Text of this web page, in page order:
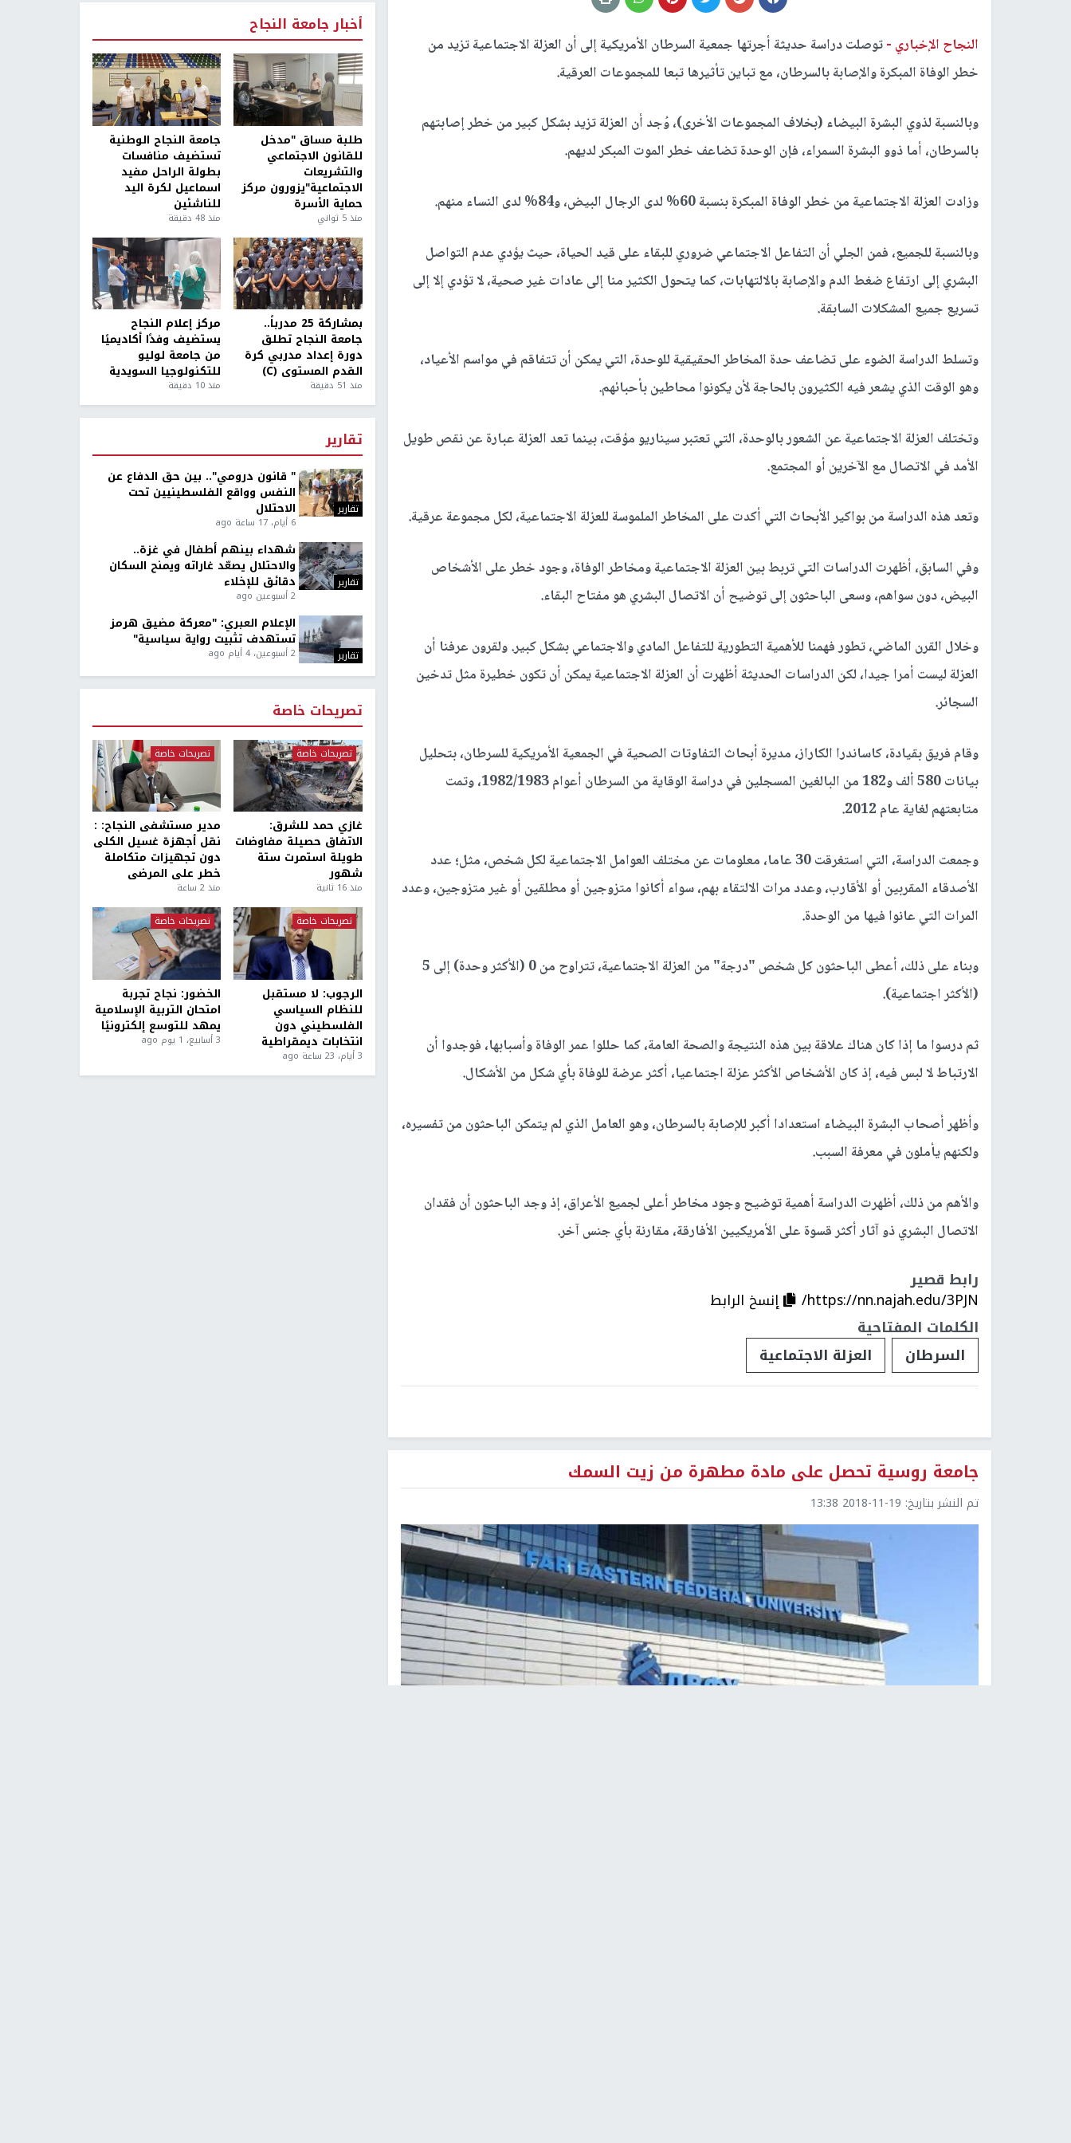
النجاح الإخباري -توصلت دراسة حديثة أجرتها جمعية السرطان الأمريكية إلى أن العزلة الاجتماعية تزيد من
خطر الوفاة المبكرة والإصابة بالسرطان، مع تباين تأثيرها تبعا للمجموعات العرقية.
وبالنسبة لذوي البشرة البيضاء (بخلاف المجموعات الأخرى)، وُجد أن العزلة تزيد بشكل كبير من خطر إصابتهم
بالسرطان، أما ذوو البشرة السمراء، فإن الوحدة تضاعف خطر الموت المبكر لديهم.
وزادت العزلة الاجتماعية من خطر الوفاة المبكرة بنسبة 60% لدى الرجال البيض، و84% لدى النساء منهم.
وبالنسبة للجميع، فمن الجلي أن التفاعل الاجتماعي ضروري للبقاء على قيد الحياة، حيث يؤدي عدم التواصل
البشري إلى ارتفاع ضغط الدم والإصابة بالالتهابات، كما يتحول الكثير منا إلى عادات غير صحية، لا تؤدي إلا إلى
تسريع جميع المشكلات السابقة.
وتسلط الدراسة الضوء على تضاعف حدة المخاطر الحقيقية للوحدة، التي يمكن أن تتفاقم في مواسم الأعياد،
وهو الوقت الذي يشعر فيه الكثيرون بالحاجة لأن يكونوا محاطين بأحبائهم.
وتختلف العزلة الاجتماعية عن الشعور بالوحدة، التي تعتبر سيناريو مؤقت، بينما تعد العزلة عبارة عن نقص طويل
الأمد في الاتصال مع الآخرين أو المجتمع.
وتعد هذه الدراسة من بواكير الأبحاث التي أكدت على المخاطر الملموسة للعزلة الاجتماعية، لكل مجموعة عرقية.
وفي السابق، أظهرت الدراسات التي تربط بين العزلة الاجتماعية ومخاطر الوفاة، وجود خطر على الأشخاص
البيض، دون سواهم، وسعى الباحثون إلى توضيح أن الاتصال البشري هو مفتاح البقاء.
وخلال القرن الماضي، تطور فهمنا للأهمية التطورية للتفاعل المادي والاجتماعي بشكل كبير. ولقرون عرفنا أن
العزلة ليست أمرا جيدا، لكن الدراسات الحديثة أظهرت أن العزلة الاجتماعية يمكن أن تكون خطيرة مثل تدخين
السجائر.
وقام فريق بقيادة، كاساندرا الكاراز، مديرة أبحاث التفاوتات الصحية في الجمعية الأمريكية للسرطان، بتحليل
بيانات 580 ألف و182 من البالغين المسجلين في دراسة الوقاية من السرطان أعوام 1982/1983، وتمت
متابعتهم لغاية عام 2012.
وجمعت الدراسة، التي استغرقت 30 عاما، معلومات عن مختلف العوامل الاجتماعية لكل شخص، مثل؛ عدد
الأصدقاء المقربين أو الأقارب، وعدد مرات الالتقاء بهم، سواء أكانوا متزوجين أو مطلقين أو غير متزوجين، وعدد
المرات التي عانوا فيها من الوحدة.
وبناء على ذلك، أعطى الباحثون كل شخص "درجة" من العزلة الاجتماعية، تتراوح من 0 (الأكثر وحدة) إلى 5
(الأكثر اجتماعية).
ثم درسوا ما إذا كان هناك علاقة بين هذه النتيجة والصحة العامة، كما حللوا عمر الوفاة وأسبابها، فوجدوا أن
الارتباط لا لبس فيه، إذ كان الأشخاص الأكثر عزلة اجتماعيا، أكثر عرضة للوفاة بأي شكل من الأشكال.
وأظهر أصحاب البشرة البيضاء استعدادا أكبر للإصابة بالسرطان، وهو العامل الذي لم يتمكن الباحثون من تفسيره،
ولكنهم يأملون في معرفة السبب.
والأهم من ذلك، أظهرت الدراسة أهمية توضيح وجود مخاطر أعلى لجميع الأعراق، إذ وجد الباحثون أن فقدان
الاتصال البشري ذو آثار أكثر قسوة على الأمريكيين الأفارقة، مقارنة بأي جنس آخر.
رابط قصير
https://nn.najah.edu/3PJN/
إنسخ الرابط
الكلمات المفتاحية
السرطان
العزلة الاجتماعية
جامعة روسية تحصل على مادة مطهرة من زيت السمك
تم النشر بتاريخ: 2018-11-19 13:38
أخبار جامعة النجاح
طلبة مساق "مدخل
للقانون الاجتماعي
والتشريعات
الاجتماعية"يزورون مركز
حماية الأسرة
منذ 5 ثواني
جامعة النجاح الوطنية
تستضيف منافسات
بطولة الراحل مفيد
اسماعيل لكرة اليد
للناشئين
منذ 48 دقيقة
بمشاركة 25 مدرباً..
جامعة النجاح تطلق
دورة إعداد مدربي كرة
القدم المستوى (C)
منذ 51 دقيقة
مركز إعلام النجاح
يستضيف وفدًا أكاديميًا
من جامعة لوليو
للتكنولوجيا السويدية
منذ 10 دقيقة
تقارير
تقارير
" قانون درومي".. بين حق الدفاع عن
النفس وواقع الفلسطينيين تحت
الاحتلال
6 أيام، 17 ساعة ago
تقارير
شهداء بينهم أطفال في غزة..
والاحتلال يصعّد غاراته ويمنح السكان
دقائق للإخلاء
2 أسبوعين ago
تقارير
الإعلام العبري: "معركة مضيق هرمز
تستهدف تثبيت رواية سياسية"
2 أسبوعين، 4 أيام ago
تصريحات خاصة
تصريحات خاصة
غازي حمد للشرق:
الاتفاق حصيلة مفاوضات
طويلة استمرت ستة
شهور
منذ 16 ثانية
تصريحات خاصة
مدير مستشفى النجاح: :
نقل أجهزة غسيل الكلى
دون تجهيزات متكاملة
خطر على المرضى
منذ 2 ساعة
تصريحات خاصة
الرجوب: لا مستقبل
للنظام السياسي
الفلسطيني دون
انتخابات ديمقراطية
3 أيام، 23 ساعة ago
تصريحات خاصة
الخضور: نجاح تجربة
امتحان التربية الإسلامية
يمهد للتوسع إلكترونيًا
3 أسابيع، 1 يوم ago